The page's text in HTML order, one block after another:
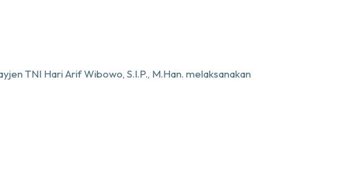
TNI Hari Arif Wibowo, S.I.P., M.Han. melaksanakan